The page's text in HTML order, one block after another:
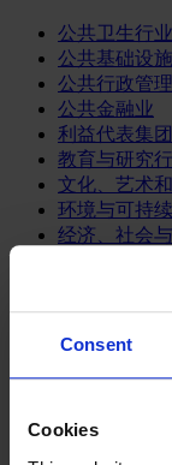
Consent
Cookies
公共卫生行业
公共基础设
公共行政管
公共金融业
利益代表集
教育与研究
文化、艺术
环境与可持
经济、社会
媒体和娱乐业
消费品
餐饮、旅游与